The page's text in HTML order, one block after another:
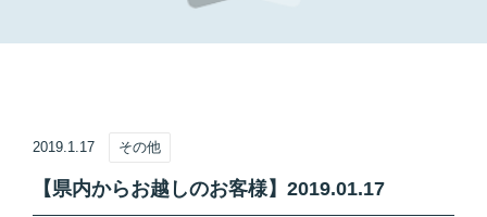
2019.1.17 その他
【県内からお越しのお客様】2019.01.17